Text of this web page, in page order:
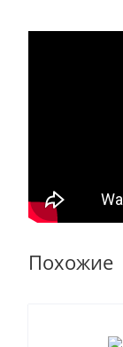
Похожие